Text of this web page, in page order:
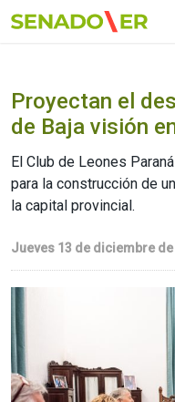
Ir al menú principal
Proyectan el
de Baja visión
El Club de Leones
para la construcción de
la capital provincial.
Jueves 13 de diciembre de